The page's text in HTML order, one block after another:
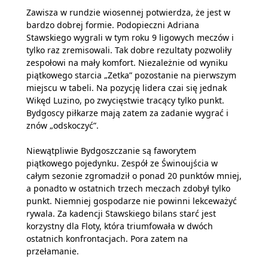
Zawisza w rundzie wiosennej potwierdza, że jest w
bardzo dobrej formie. Podopieczni Adriana
Stawskiego wygrali w tym roku 9 ligowych meczów i
tylko raz zremisowali. Tak dobre rezultaty pozwoliły
zespołowi na mały komfort. Niezależnie od wyniku
piątkowego starcia „Zetka” pozostanie na pierwszym
miejscu w tabeli. Na pozycję lidera czai się jednak
Wikęd Luzino, po zwycięstwie tracący tylko punkt.
Bydgoscy piłkarze mają zatem za zadanie wygrać i
znów „odskoczyć”.
Niewątpliwie Bydgoszczanie są faworytem
piątkowego pojedynku. Zespół ze Świnoujścia w
całym sezonie zgromadził o ponad 20 punktów mniej,
a ponadto w ostatnich trzech meczach zdobył tylko
punkt. Niemniej gospodarze nie powinni lekceważyć
rywala. Za kadencji Stawskiego bilans starć jest
korzystny dla Floty, która triumfowała w dwóch
ostatnich konfrontacjach. Pora zatem na
przełamanie.